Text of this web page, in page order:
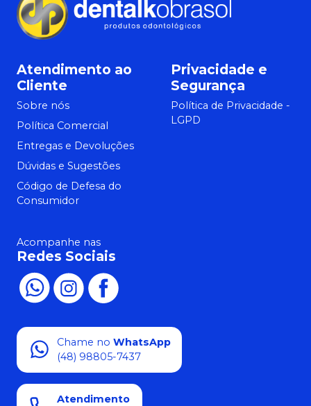
Atendimento ao
Cliente
Sobre nós
Política Comercial
Entregas e Devoluções
Dúvidas e Sugestões
Código de Defesa do
Consumidor
Privacidade e
Segurança
Política de Privacidade -
LGPD
Acompanhe nas
Redes Sociais
Chame no WhatsApp
(48) 98805-7437
Atendimento